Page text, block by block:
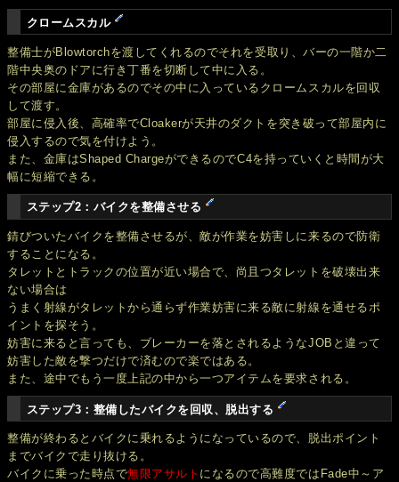
クロームスカル
整備士がBlowtorchを渡してくれるのでそれを受取り、バーの一階か二
階中央奥のドアに行き丁番を切断して中に入る。
その部屋に金庫があるのでその中に入っているクロームスカルを回収
して渡す。
部屋に侵入後、高確率でCloakerが天井のダクトを突き破って部屋内に
侵入するので気を付けよう。
また、金庫はShaped ChargeができるのでC4を持っていくと時間が大
幅に短縮できる。
ステップ2：バイクを整備させる
錆びついたバイクを整備させるが、敵が作業を妨害しに来るので防衛
することになる。
タレットとトラックの位置が近い場合で、尚且つタレットを破壊出来
ない場合は
うまく射線がタレットから通らず作業妨害に来る敵に射線を通せるポ
イントを探そう。
妨害に来ると言っても、ブレーカーを落とされるようなJOBと違って
妨害した敵を撃つだけで済むので楽ではある。
また、途中でもう一度上記の中から一つアイテムを要求される。
ステップ3：整備したバイクを回収、脱出する
整備が終わるとバイクに乗れるようになっているので、脱出ポイント
までバイクで走り抜ける。
バイクに乗った時点で無限アサルト になるので高難度ではFade中～ア